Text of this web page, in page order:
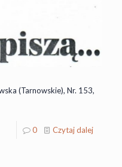
(Tarnowskie), Nr. 153,
0 Czytaj dalej